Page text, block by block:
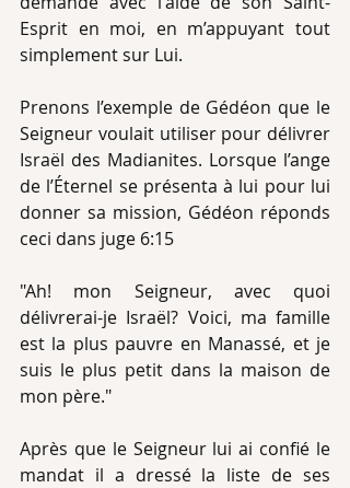
Esprit en moi, en m’appuyant tout
simplement sur Lui.
Prenons l’exemple de Gédéon que le
Seigneur voulait utiliser pour délivrer
Israël des Madianites. Lorsque l’ange
de l’Éternel se présenta à lui pour lui
donner sa mission, Gédéon réponds
ceci dans juge 6:15
"Ah! mon Seigneur, avec quoi
délivrerai-je Israël? Voici, ma famille
est la plus pauvre en Manassé, et je
suis le plus petit dans la maison de
mon père."
Après que le Seigneur lui ai confié le
mandat il a dressé la liste de ses